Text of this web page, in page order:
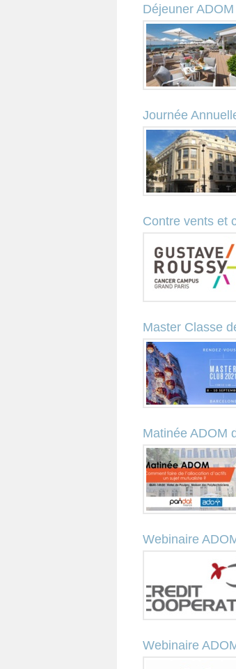
Déjeuner
Journée
Contre vents et
Master Classe
Matinée ADOM
Webinaire
Webinaire